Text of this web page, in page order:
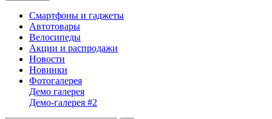
Смартфоны и гаджеты
Автотовары
Велосипеды
Акции и распродажи
Новости
Новинки
Фотогалерея
Демо галерея
Демо-галерея #2